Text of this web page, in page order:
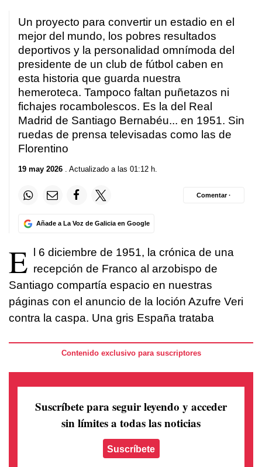
Un proyecto para convertir un estadio en el
mejor del mundo, los pobres resultados
deportivos y la personalidad omnímoda del
presidente de un club de fútbol caben en
esta historia que guarda nuestra
hemeroteca. Tampoco faltan puñetazos ni
fichajes rocambolescos. Es la del Real
Madrid de Santiago Bernabéu... en 1951. Sin
ruedas de prensa televisadas como las de
Florentino
19 may 2026 . Actualizado a las 01:12 h.
Añade a La Voz de Galicia en Google
Comentar ·
E
l 6 diciembre de 1951, la crónica de una
recepción de Franco al arzobispo de
Santiago compartía espacio en nuestras
páginas con el anuncio de la loción Azufre Veri
contra la caspa. Una gris España trataba
Contenido exclusivo para suscriptores
Suscríbete para seguir leyendo y acceder
sin límites a todas las noticias
Suscríbete